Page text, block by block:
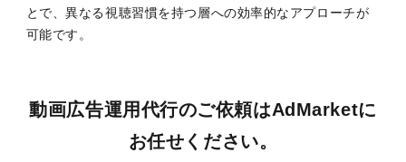
とで、異なる視聴習慣を持つ層への効率的なアプローチが
可能です。
動画広告運用代行のご依頼はAdMarketに
お任せください。